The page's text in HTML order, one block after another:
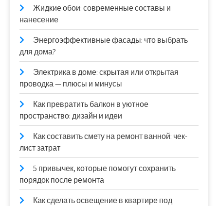
Жидкие обои: современные составы и
нанесение
Энергоэффективные фасады: что выбрать
для дома?
Электрика в доме: скрытая или открытая
проводка — плюсы и минусы
Как превратить балкон в уютное
пространство: дизайн и идеи
Как составить смету на ремонт ванной: чек-
лист затрат
5 привычек, которые помогут сохранить
порядок после ремонта
Как сделать освещение в квартире под